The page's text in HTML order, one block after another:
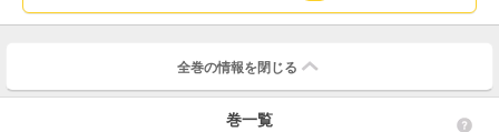
全巻の情報を 閉じる
巻一覧